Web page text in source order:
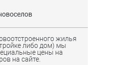
жилья
либо дом) мы
цены на
на сайте.